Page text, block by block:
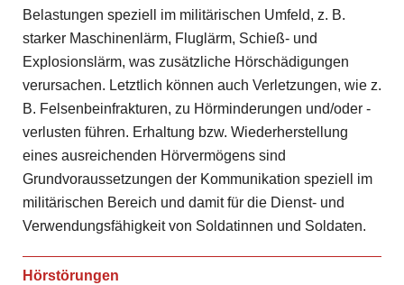
Belastungen speziell im militärischen Umfeld, z. B.
starker Maschinenlärm, Fluglärm, Schieß- und
Explosionslärm, was zusätzliche Hörschädigungen
verursachen. Letztlich können auch Verletzungen, wie z.
B. Felsenbeinfrakturen, zu Hörminderungen und/oder -
verlusten führen. Erhaltung bzw. Wiederherstellung
eines ausreichenden Hörvermögens sind
Grundvoraussetzungen der Kommunikation speziell im
militärischen Bereich und damit für die Dienst- und
Verwendungsfähigkeit von Soldatinnen und Soldaten.
Hörstörungen